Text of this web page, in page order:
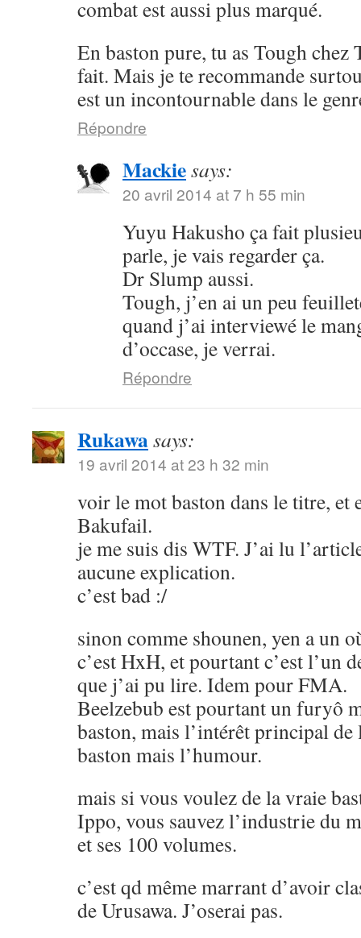
combat est aussi plus marqué.
En baston pure, tu as Tough chez
fait. Mais je te recommande
est un incontournable dans le
Répondre
Mackiesays:
20 avril 2014 at 7 h 55 min
Yuyu Hakusho ça fait
parle, je vais regarder ça.
Dr Slump aussi.
Tough, j’en ai un peu
quand j’ai interviewé le
d’occase, je verrai.
Répondre
Rukawasays:
19 avril 2014 at 23 h 32 min
voir le mot baston dans le titre, et
Bakufail.
je me suis dis WTF. J’ai lu
aucune explication.
c’est bad :/
sinon comme shounen, yen a un
c’est HxH, et pourtant c’est l’un
que j’ai pu lire. Idem pour FMA.
Beelzebub est pourtant un furyô
baston, mais l’intérêt principal de
baston mais l’humour.
mais si vous voulez de la vraie
Ippo, vous sauvez l’industrie du
et ses 100 volumes.
c’est qd même marrant d’avoir
de Urusawa. J’oserai pas.